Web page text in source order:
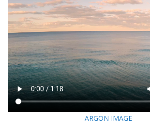
ARGON IMAGE